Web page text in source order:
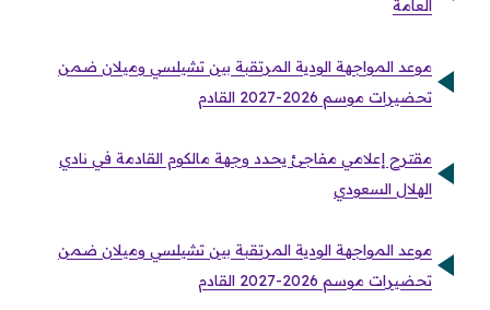
العامة
موعد المواجهة الودية المرتقبة بين تشيلسي وميلان ضمن
تحضيرات موسم 2026-2027 القادم
مقترح إعلامي مفاجئ يحدد وجهة مالكوم القادمة في نادي
الهلال السعودي
موعد المواجهة الودية المرتقبة بين تشيلسي وميلان ضمن
تحضيرات موسم 2026-2027 القادم